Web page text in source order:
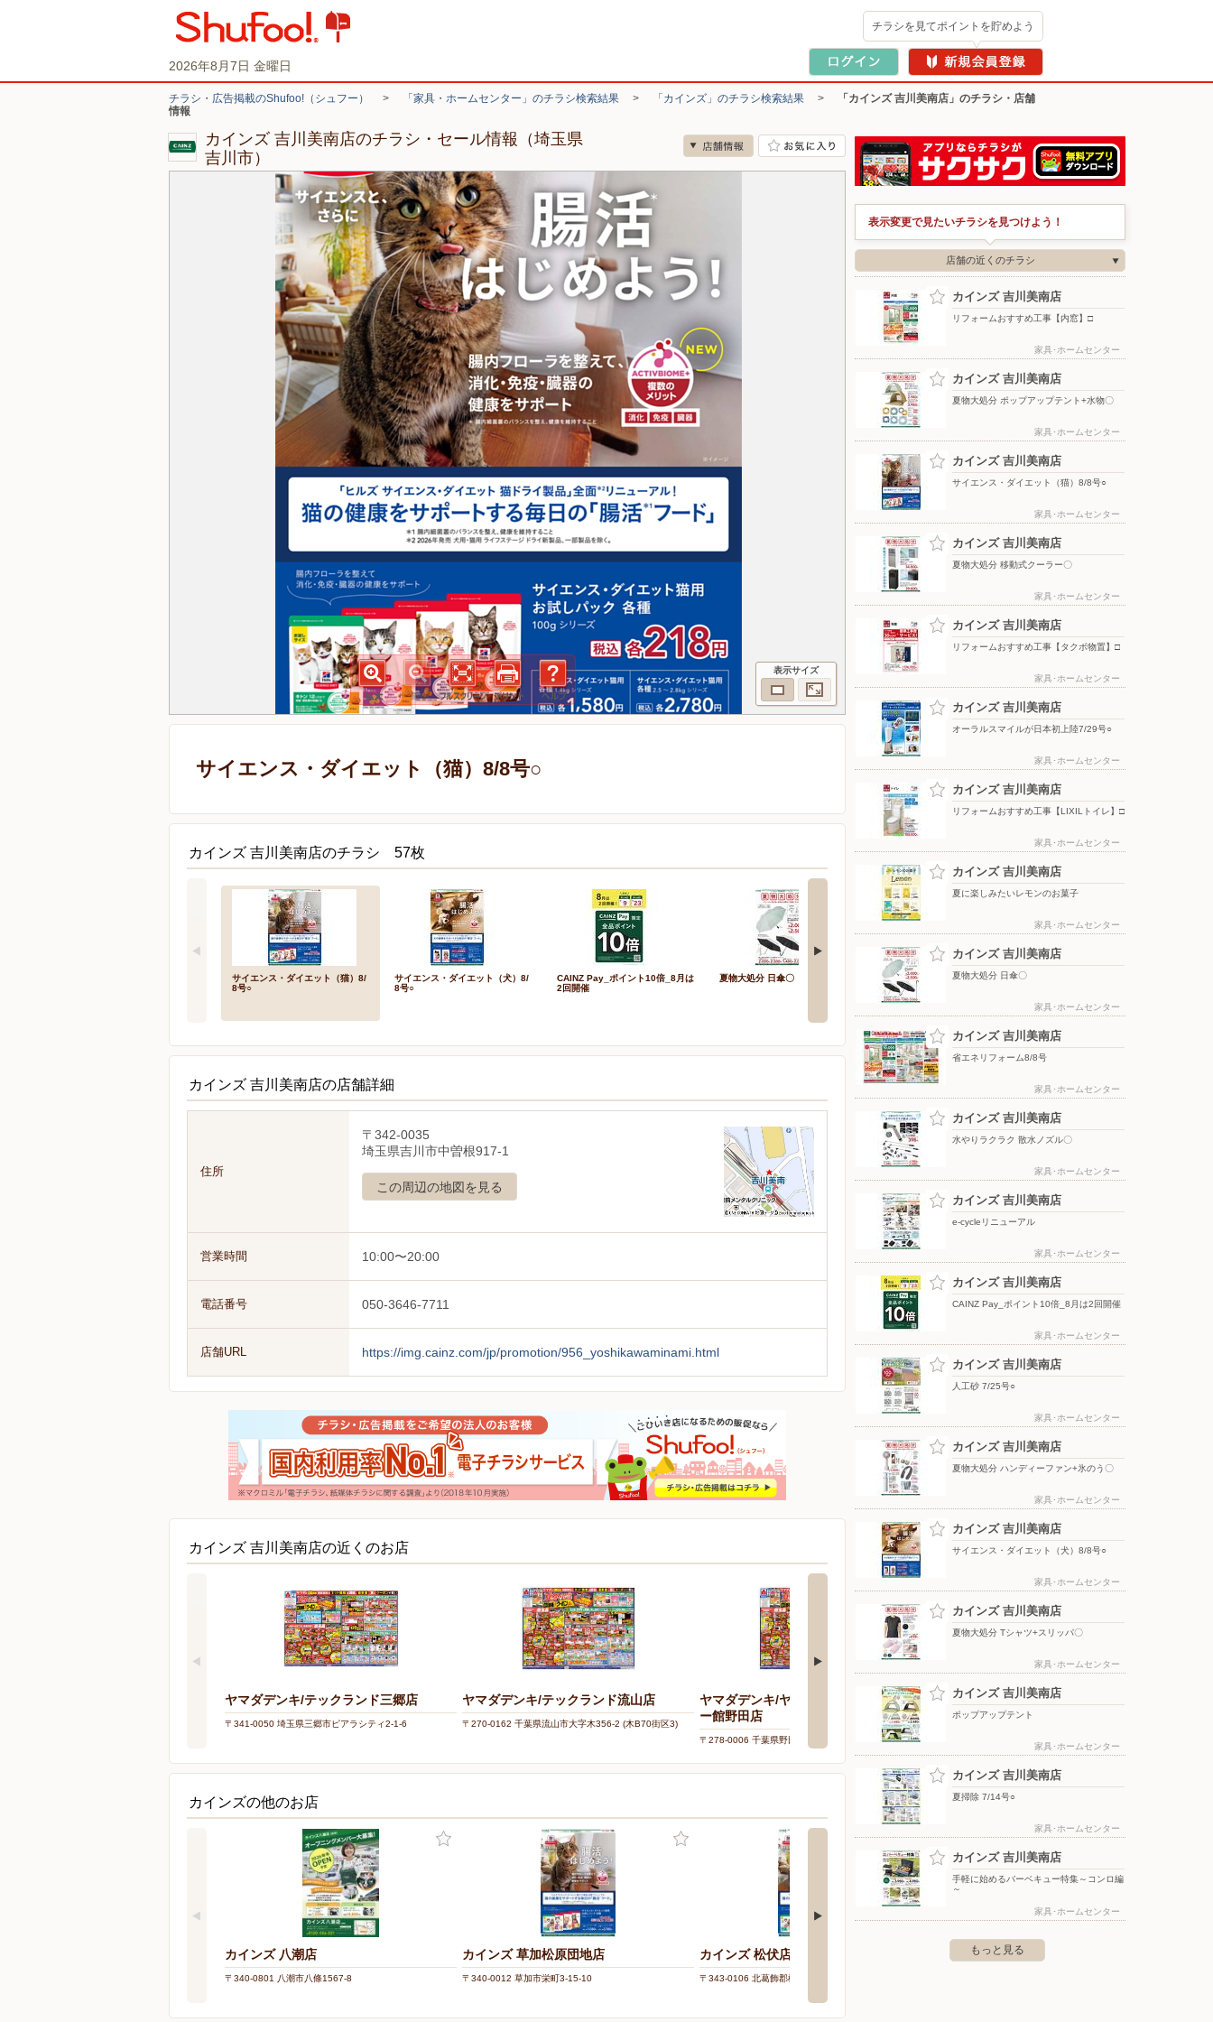
2026年8月7日 金曜日
チラシを見てポイントを貯めよう
チラシ・広告掲載のShufoo!（シュフー） > 「家具・ホームセンター」のチラシ検索結果 > 「カインズ」のチラシ検索結果 >
「カインズ 吉川美南店」のチラシ・店舗
情報
カインズ 吉川美南店のチラシ・セール情報（埼玉県
吉川市）
表示サイズ
サイエンス・ダイエット（猫）8/8号○
カインズ 吉川美南店のチラシ 57枚
サイエンス・ダイエット（猫）8/
8号○
サイエンス・ダイエット（犬）8/
8号○
CAINZ Pay_ポイント10倍_8月は
2回開催
夏物大処分 日傘〇
夏物大処分 ポップアップテント
+水物〇
カインズ 吉川美南店の店舗詳細
住所
〒342-0035
埼玉県吉川市中曽根917-1
この周辺の地図を見る
営業時間 10:00〜20:00
電話番号 050-3646-7711
店舗URL https://img.cainz.com/jp/promotion/956_yoshikawaminami.html
カインズ 吉川美南店の近くのお店
ヤマダデンキ/テックランド三郷店
〒341-0050 埼玉県三郷市ピアラシティ2-1-6
ヤマダデンキ/テックランド流山店
〒270-0162 千葉県流山市大字木356-2 (木B70街区3)
ヤマダデンキ/ヤマダアウトレット＆ホビ
ー館野田店
〒278-0006 千葉県野田市柳沢279-1
ヤマダデンキ/テックランド南越谷店
カインズの他のお店
カインズ 八潮店
〒340-0801 八潮市八條1567-8
カインズ 草加松原団地店
〒340-0012 草加市栄町3-15-10
カインズ 松伏店
〒343-0106 北葛飾郡松伏町大字大川戸3133
カインズ 浦和美園店
表示変更で見たいチラシを見つけよう！
店舗の近くのチラシ
カインズ 吉川美南店
リフォームおすすめ工事【内窓】□
家具･ホームセンター
カインズ 吉川美南店
夏物大処分 ポップアップテント+水物〇
家具･ホームセンター
カインズ 吉川美南店
サイエンス・ダイエット（猫）8/8号○
家具･ホームセンター
カインズ 吉川美南店
夏物大処分 移動式クーラー〇
家具･ホームセンター
カインズ 吉川美南店
リフォームおすすめ工事【タクボ物置】□
家具･ホームセンター
カインズ 吉川美南店
オーラルスマイルが日本初上陸7/29号○
家具･ホームセンター
カインズ 吉川美南店
リフォームおすすめ工事【LIXILトイレ】□
家具･ホームセンター
カインズ 吉川美南店
夏に楽しみたいレモンのお菓子
家具･ホームセンター
カインズ 吉川美南店
夏物大処分 日傘〇
家具･ホームセンター
カインズ 吉川美南店
省エネリフォーム8/8号
家具･ホームセンター
カインズ 吉川美南店
水やりラクラク 散水ノズル〇
家具･ホームセンター
カインズ 吉川美南店
e-cycleリニューアル
家具･ホームセンター
カインズ 吉川美南店
CAINZ Pay_ポイント10倍_8月は2回開催
家具･ホームセンター
カインズ 吉川美南店
人工砂 7/25号○
家具･ホームセンター
カインズ 吉川美南店
夏物大処分 ハンディーファン+氷のう〇
家具･ホームセンター
カインズ 吉川美南店
サイエンス・ダイエット（犬）8/8号○
家具･ホームセンター
カインズ 吉川美南店
夏物大処分 Tシャツ+スリッパ〇
家具･ホームセンター
カインズ 吉川美南店
ポップアップテント
家具･ホームセンター
カインズ 吉川美南店
夏掃除 7/14号○
家具･ホームセンター
カインズ 吉川美南店
手軽に始めるバーベキュー特集～コンロ編
～
家具･ホームセンター
もっと見る